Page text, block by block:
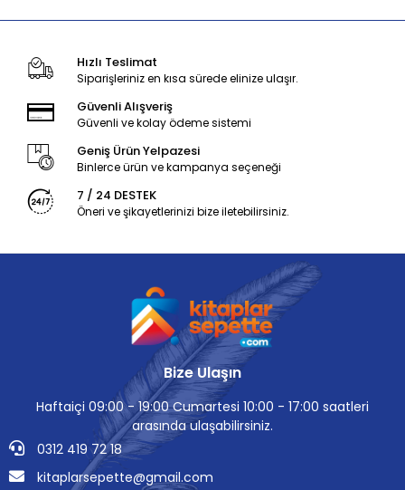
Hızlı Teslimat
Siparişleriniz en kısa sürede elinize ulaşır.
Güvenli Alışveriş
Güvenli ve kolay ödeme sistemi
Geniş Ürün Yelpazesi
Binlerce ürün ve kampanya seçeneği
7 / 24 DESTEK
Öneri ve şikayetlerinizi bize iletebilirsiniz.
Bize Ulaşın
Haftaiçi 09:00 - 19:00 Cumartesi 10:00 - 17:00 saatleri
arasında ulaşabilirsiniz.
0312 419 72 18
kitaplarsepette@gmail.com